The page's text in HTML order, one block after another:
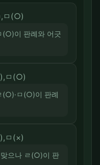
ㅁ(○)
(○)이 판례와 어긋
ㅁ(○)
(○)·ㅁ(○)이 판례
ㅁ(×)
으나 ㄹ(○)이 판